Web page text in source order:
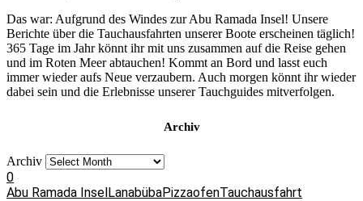
Das war: Aufgrund des Windes zur Abu Ramada Insel! Unsere
Berichte über die Tauchausfahrten unserer Boote erscheinen täglich!
365 Tage im Jahr könnt ihr mit uns zusammen auf die Reise gehen
und im Roten Meer abtauchen! Kommt an Bord und lasst euch
immer wieder aufs Neue verzaubern. Auch morgen könnt ihr wieder
dabei sein und die Erlebnisse unserer Tauchguides mitverfolgen.
Archiv
Archiv
0
Abu Ramada InselLanabübaPizzaofenTauchausfahrt